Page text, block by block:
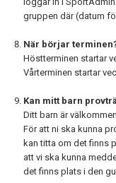
gruppen där (datum
När börjar
Höstterminen startar
Vårterminen startar
Kan mitt barn
Ditt barn är
För att ni ska kunna
kan titta om det finns
att vi ska kunna
det finns plats i den